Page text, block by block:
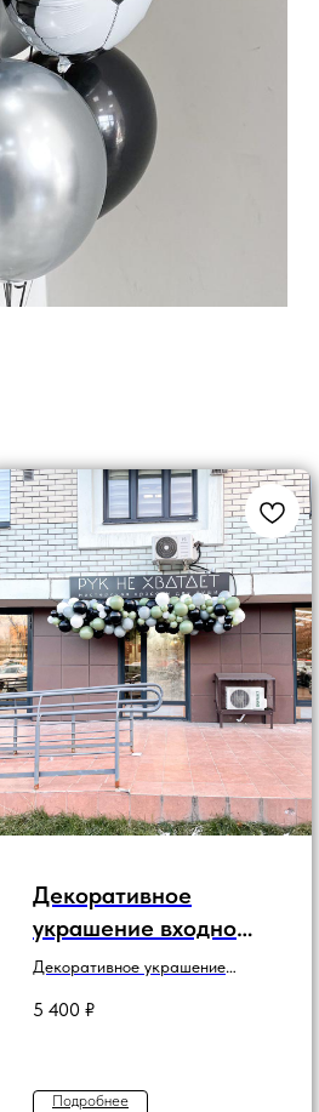
Декоративное
украшение входной
группы "Чёрно-
Декоративное украшение
группы
5 400 ₽
Подробнее